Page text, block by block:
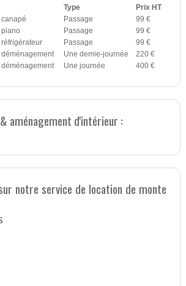
Type
Prix HT
Passage
99 €
Passage
99 €
Passage
99 €
Une demie-journée
220 €
Une journée 400 €
aménagement d'intérieur :
notre service de location de monte